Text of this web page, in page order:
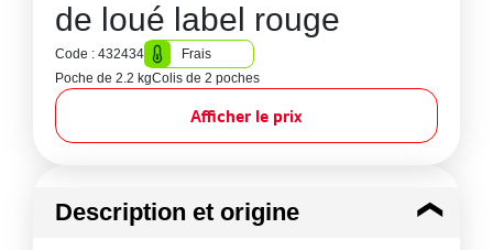
de loué label rouge
Code : 432434
Frais
Poche de 2.2 kgColis de 2 poches
Afficher le prix
Description et origine